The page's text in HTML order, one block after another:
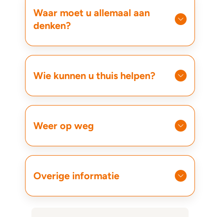
Waar moet u allemaal aan
denken?
Wie kunnen u thuis helpen?
Weer op weg
Overige informatie